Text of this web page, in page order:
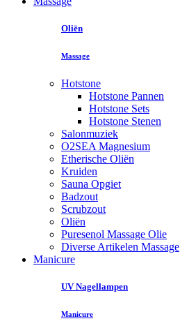
Oliën
Massage
Hotstone
Hotstone Pannen
Hotstone Sets
Hotstone Stenen
Salonmuziek
O2SEA Magnesium
Etherische Oliën
Kruiden
Sauna Opgiet
Badzout
Scrubzout
Oliën
Puresenol Massage Olie
Diverse Artikelen Massage
Manicure
UV Nagellampen
Manicure